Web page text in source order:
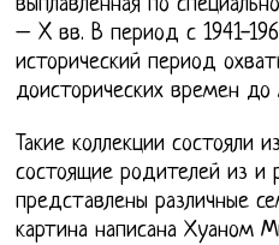
выплавленная по
– X вв. В период с 1941-
исторический период
доисторических времен
Такие коллекции состояли
состоящие родителей из и
представлены различные
картина написана Хуаном